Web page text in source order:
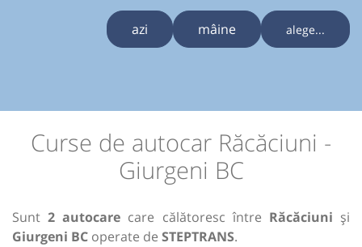
azi mâine alege...
Curse de autocar Răcăciuni -
Giurgeni BC
Sunt2 autocare care călătoresc între Răcăciuni și
Giurgeni BC operate de STEPTRANS.